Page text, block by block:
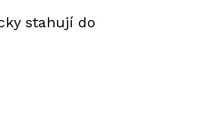
stahují do